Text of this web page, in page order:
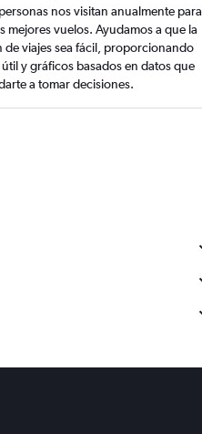
nos visitan anualmente para
mejores vuelos. Ayudamos a que la
de viajes sea fácil, proporcionando
y gráficos basados en datos que
a tomar decisiones.